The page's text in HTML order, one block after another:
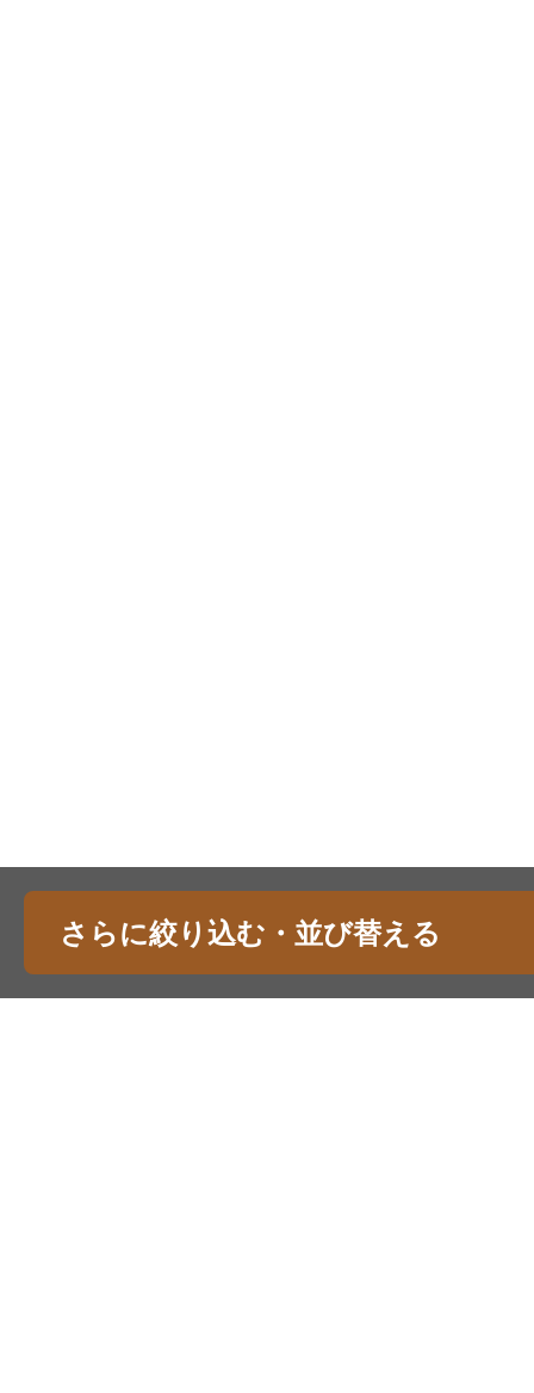
さらに絞り込む・並び替える